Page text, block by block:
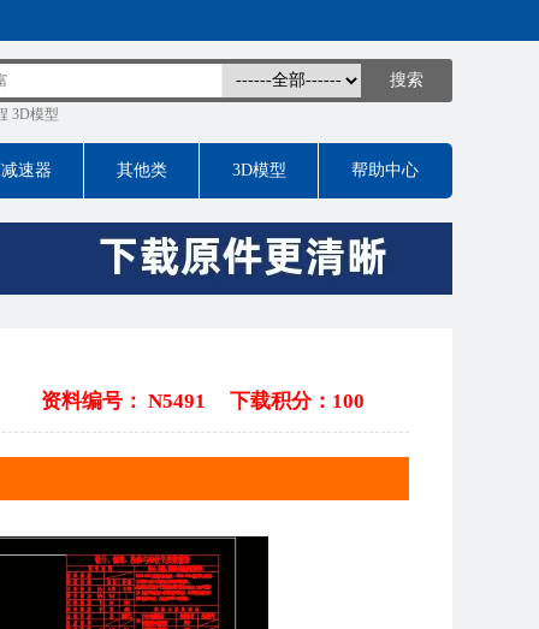
3D模型
速器 其他类 3D模型 帮助中心
下载积分：100
资料编号： N5491